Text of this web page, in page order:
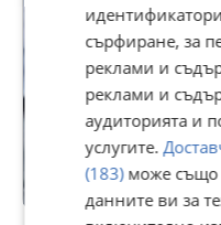
сърфиране, за
реклами и
реклами и
аудиторията и
услугите.
(183)може също
данните ви за